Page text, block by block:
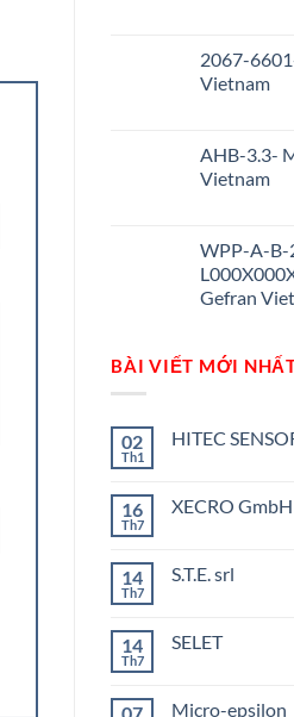
2067-
Vietnam
AHB-3.3-
Vietnam
WPP-A-B-
Gefran
BÀI VIẾT MỚI
02
Th1
HITEC
luận
16
Th7
XECRO GmbH
luận
14
Th7
S.T.E. srl
luận
14
Th7
SELET
luận
Micro-epsilon